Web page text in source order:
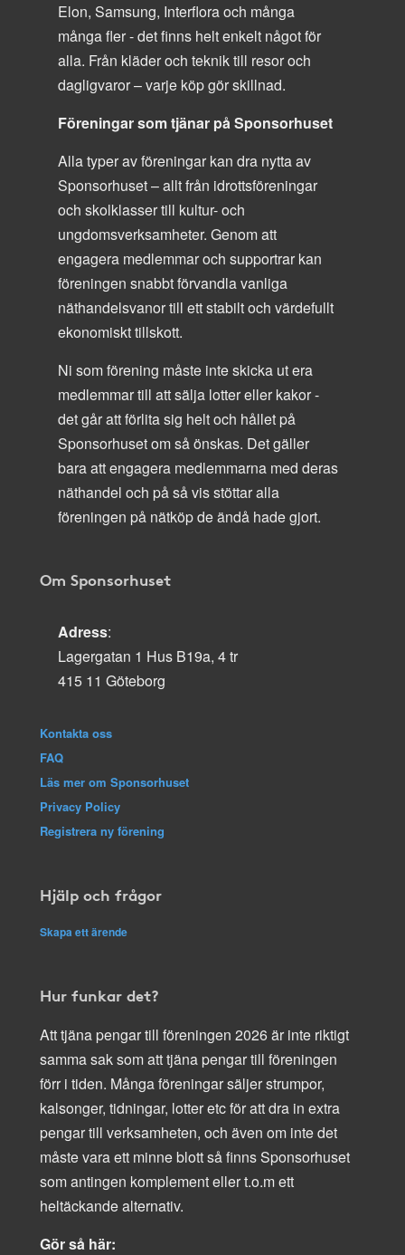
Elon, Samsung, Interflora och många
många fler - det finns helt enkelt något för
alla. Från kläder och teknik till resor och
dagligvaror – varje köp gör skillnad.
Föreningar som tjänar på Sponsorhuset
Alla typer av föreningar kan dra nytta av
Sponsorhuset – allt från idrottsföreningar
och skolklasser till kultur- och
ungdomsverksamheter. Genom att
engagera medlemmar och supportrar kan
föreningen snabbt förvandla vanliga
näthandelsvanor till ett stabilt och värdefullt
ekonomiskt tillskott.
Ni som förening måste inte skicka ut era
medlemmar till att sälja lotter eller kakor -
det går att förlita sig helt och hållet på
Sponsorhuset om så önskas. Det gäller
bara att engagera medlemmarna med deras
näthandel och på så vis stöttar alla
föreningen på nätköp de ändå hade gjort.
Om Sponsorhuset
Adress:
Lagergatan 1 Hus B19a, 4 tr
415 11 Göteborg
Kontakta oss
FAQ
Läs mer om Sponsorhuset
Privacy Policy
Registrera ny förening
Hjälp och frågor
Skapa ett ärende
Hur funkar det?
Att tjäna pengar till föreningen 2026 är inte riktigt
samma sak som att tjäna pengar till föreningen
förr i tiden. Många föreningar säljer strumpor,
kalsonger, tidningar, lotter etc för att dra in extra
pengar till verksamheten, och även om inte det
måste vara ett minne blott så finns Sponsorhuset
som antingen komplement eller t.o.m ett
heltäckande alternativ.
Gör så här: